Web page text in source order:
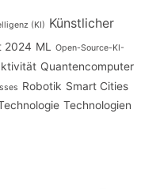
(KI) Künstlicher
2024 ML
Open-Source-KI-
Quantencomputer
Robotik Smart Cities
Technologien